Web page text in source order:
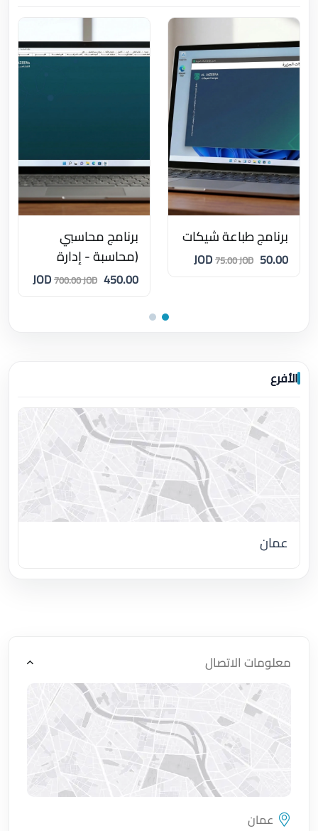
برنامج طباعة شيكات
50.00 JOD
75.00 JOD
برنامج محاسبي
(محاسبة - إدارة
مستودعات)
450.00 JOD
700.00 JOD
الأفرع
عمان
معلومات الاتصال
عمان